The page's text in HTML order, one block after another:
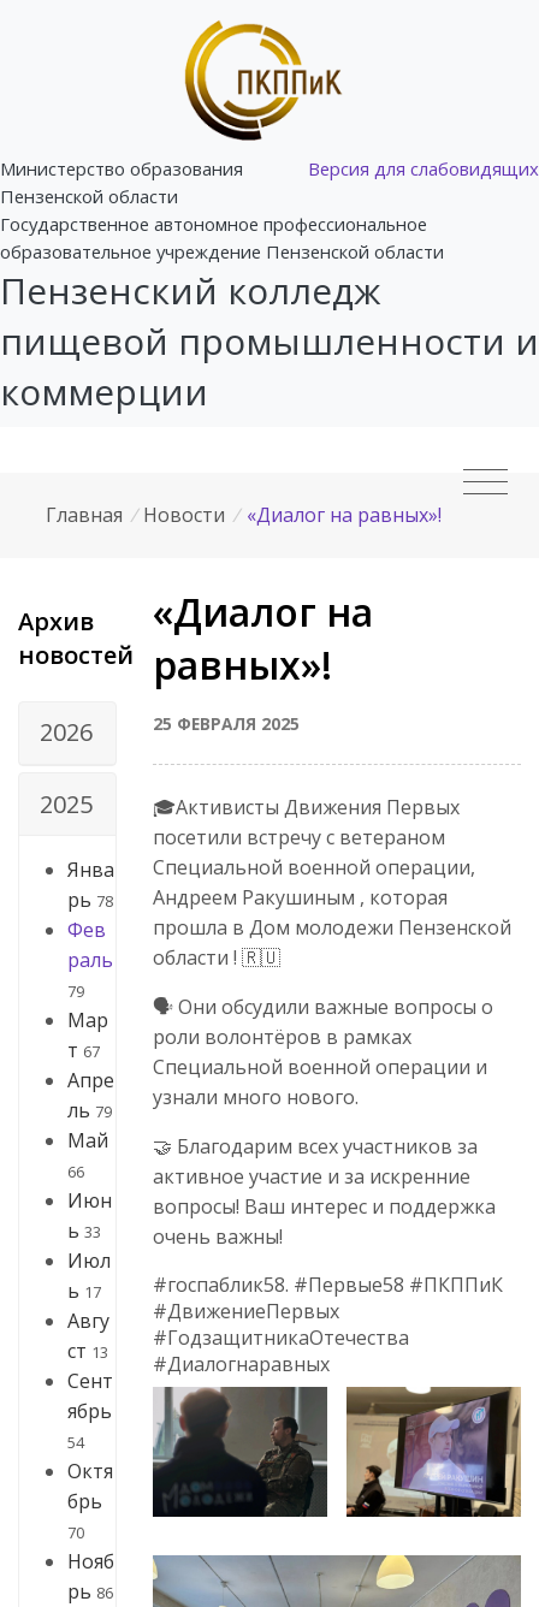
Версия для слабовидящих
Министерство образования
Пензенской области
Государственное автономное профессиональное
образовательное учреждение Пензенской области
Пензенский колледж
пищевой промышленности и
коммерции
Главная / Новости / «Диалог на равных»!
Архив
новостей
2026
2025
Янва
рь 78
Фев
раль
79
Мар
т 67
Апре
ль 79
Май
66
Июн
ь 33
Июл
ь 17
Авгу
ст 13
Сент
ябрь
54
Октя
брь
70
Нояб
рь 86
«Диалог на
равных»!
25 ФЕВРАЛЯ 2025
🎓Активисты Движения Первых
посетили встречу с ветераном
Специальной военной операции,
Андреем Ракушиным , которая
прошла в Дом молодежи Пензенской
области ! 🇷🇺
🗣️ Они обсудили важные вопросы о
роли волонтёров в рамках
Специальной военной операции и
узнали много нового.
🤝 Благодарим всех участников за
активное участие и за искренние
вопросы! Ваш интерес и поддержка
очень важны!
#госпаблик58. #Первые58 #ПКППиК
#ДвижениеПервых
#ГодзащитникаОтечества
#Диалогнаравных